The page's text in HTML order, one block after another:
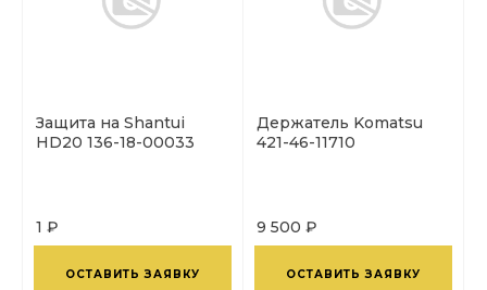
Защита на Shantui
HD20 136-18-00033
1 ₽
ОСТАВИТЬ ЗАЯВКУ
Держатель Komatsu
421-46-11710
9 500 ₽
ОСТАВИТЬ ЗАЯВКУ